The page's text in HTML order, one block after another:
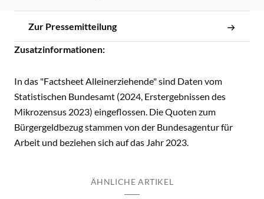
Zur Pressemitteilung
Zusatzinformationen:
In das "Factsheet Alleinerziehende" sind Daten vom
Statistischen Bundesamt (2024, Erstergebnissen des
Mikrozensus 2023) eingeflossen. Die Quoten zum
Bürgergeldbezug stammen von der Bundesagentur für
Arbeit und beziehen sich auf das Jahr 2023.
ÄHNLICHE ARTIKEL